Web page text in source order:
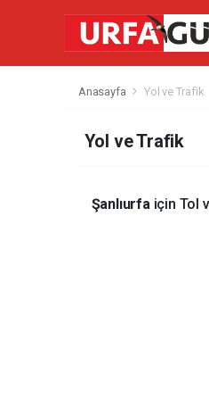
Anasayfa Yol ve Trafik
Yol ve Trafik
Şanlıurfa için Tol